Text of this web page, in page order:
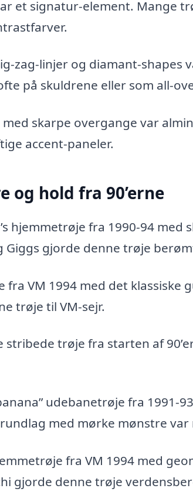
et signatur-element. Mange
zag-linjer og diamant-shapes
på skuldrene eller som all-
skarpe overgange var
accent-paneler.
og hold fra 90’erne
hjemmetrøje fra 1990-94 med
Giggs gjorde denne trøje
fra VM 1994 med det klassiske
trøje til VM-sejr.
stribede trøje fra starten af
udebanetrøje fra 1991-
med mørke mønstre
fra VM 1994 med
gjorde denne trøje